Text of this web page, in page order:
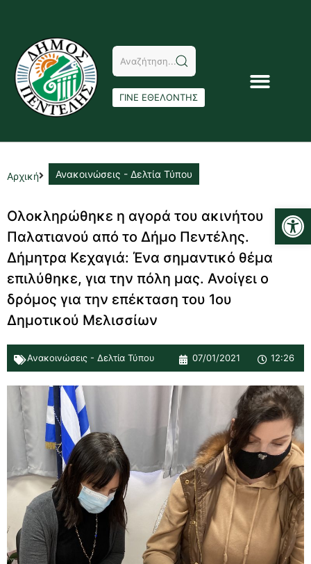
ΓΙΝΕ ΕΘΕΛΟΝΤΗΣ
Αρχική Ανακοινώσεις - Δελτία Τύπου
Ολοκληρώθηκε η αγορά του ακινήτου
Παλατιανού από το Δήμο Πεντέλης.
Δήμητρα Κεχαγιά: Ένα σημαντικό θέμα
επιλύθηκε, για την πόλη μας. Ανοίγει ο
δρόμος για την επέκταση του 1ου
Δημοτικού Μελισσίων
Ανακοινώσεις - Δελτία Τύπου 07/01/2021 12:26